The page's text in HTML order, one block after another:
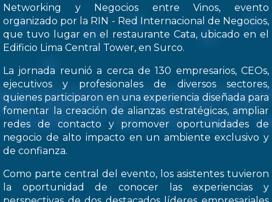
Networking y Negocios entre Vinos, evento
organizado por la RIN - Red Internacional de Negocios,
que tuvo lugar en el restaurante Cata, ubicado en el
Edificio Lima Central Tower, en Surco.
La jornada reunió a cerca de 130 empresarios, CEOs,
ejecutivos y profesionales de diversos sectores,
quienes participaron en una experiencia diseñada para
fomentar la creación de alianzas estratégicas, ampliar
redes de contacto y promover oportunidades de
negocio de alto impacto en un ambiente exclusivo y
de confianza.
Como parte central del evento, los asistentes tuvieron
la oportunidad de conocer las experiencias y